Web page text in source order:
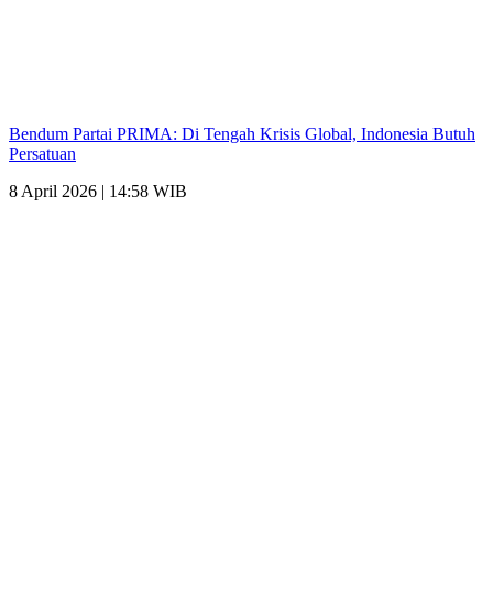
Bendum Partai PRIMA: Di Tengah Krisis Global, Indonesia Butuh
Persatuan
8 April 2026 | 14:58 WIB